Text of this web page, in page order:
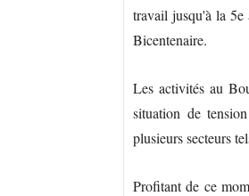
travail jusqu'à la 5e
Bicentenaire.
Les activités au
situation de
plusieurs secteurs
Profitant de ce